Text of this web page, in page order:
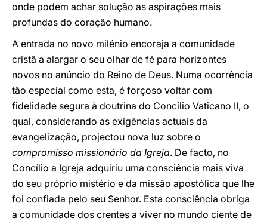
onde podem achar solução as aspirações mais
profundas do coração humano.
A entrada no novo milénio encoraja a comunidade
cristã a alargar o seu olhar de fé para horizontes
novos no anúncio do Reino de Deus. Numa ocorrência
tão especial como esta, é forçoso voltar com
fidelidade segura à doutrina do Concílio Vaticano II, o
qual, considerando as exigências actuais da
evangelização, projectou nova luz sobre o
compromisso missionário da Igreja. De facto, no
Concílio a Igreja adquiriu uma consciência mais viva
do seu próprio mistério e da missão apostólica que lhe
foi confiada pelo seu Senhor. Esta consciência obriga
a comunidade dos crentes a viver no mundo ciente de